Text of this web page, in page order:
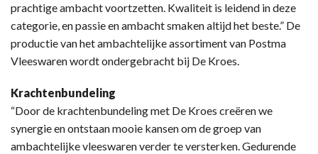
prachtige ambacht voortzetten. Kwaliteit is leidend in deze
categorie, en passie en ambacht smaken altijd het beste.” De
productie van het ambachtelijke assortiment van Postma
Vleeswaren wordt ondergebracht bij De Kroes.
Krachtenbundeling
“Door de krachtenbundeling met De Kroes creëren we
synergie en ontstaan mooie kansen om de groep van
ambachtelijke vleeswaren verder te versterken. Gedurende